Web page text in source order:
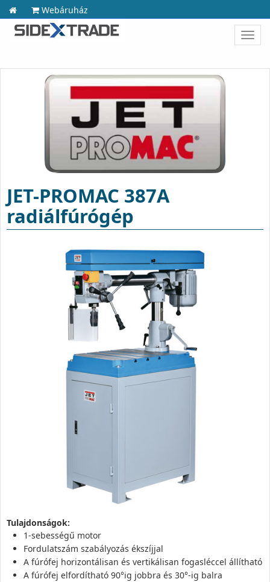
Webáruház
JET-PROMAC 387A
radiálfúrógép
Tulajdonságok:
1-sebességű motor
Fordulatszám szabályozás ékszíjjal
A fúrófej horizontálisan és vertikálisan fogasléccel állítható
A fúrófej elfordítható 90°ig jobbra és 30°-ig balra